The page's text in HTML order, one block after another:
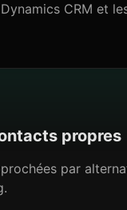
CRM et
propres
par